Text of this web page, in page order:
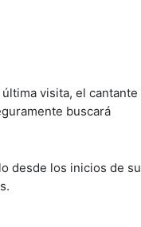
visita, el cantante
buscará
desde los inicios de su